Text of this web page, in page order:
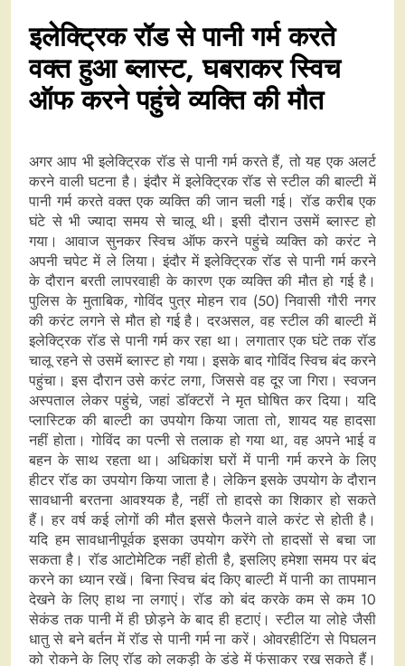
इलेक्ट्रिक रॉड से पानी गर्म करते
वक्त हुआ ब्लास्ट, घबराकर स्विच
ऑफ करने पहुंचे व्यक्ति की मौत
अगर आप भी इलेक्ट्रिक रॉड से पानी गर्म करते हैं, तो यह एक अलर्ट
करने वाली घटना है। इंदौर में इलेक्ट्रिक रॉड से स्टील की बाल्टी में
पानी गर्म करते वक्त एक व्यक्ति की जान चली गई। रॉड करीब एक
घंटे से भी ज्यादा समय से चालू थी। इसी दौरान उसमें ब्लास्ट हो
गया। आवाज सुनकर स्विच ऑफ करने पहुंचे व्यक्ति को करंट ने
अपनी चपेट में ले लिया। इंदौर में इलेक्ट्रिक रॉड से पानी गर्म करने
के दौरान बरती लापरवाही के कारण एक व्यक्ति की मौत हो गई है।
पुलिस के मुताबिक, गोविंद पुत्र मोहन राव (50) निवासी गौरी नगर
की करंट लगने से मौत हो गई है। दरअसल, वह स्टील की बाल्टी में
इलेक्ट्रिक रॉड से पानी गर्म कर रहा था। लगातार एक घंटे तक रॉड
चालू रहने से उसमें ब्लास्ट हो गया। इसके बाद गोविंद स्विच बंद करने
पहुंचा। इस दौरान उसे करंट लगा, जिससे वह दूर जा गिरा। स्वजन
अस्पताल लेकर पहुंचे, जहां डॉक्टरों ने मृत घोषित कर दिया। यदि
प्लास्टिक की बाल्टी का उपयोग किया जाता तो, शायद यह हादसा
नहीं होता। गोविंद का पत्नी से तलाक हो गया था, वह अपने भाई व
बहन के साथ रहता था। अधिकांश घरों में पानी गर्म करने के लिए
हीटर रॉड का उपयोग किया जाता है। लेकिन इसके उपयोग के दौरान
सावधानी बरतना आवश्यक है, नहीं तो हादसे का शिकार हो सकते
हैं। हर वर्ष कई लोगों की मौत इससे फैलने वाले करंट से होती है।
यदि हम सावधानीपूर्वक इसका उपयोग करेंगे तो हादसों से बचा जा
सकता है। रॉड आटोमेटिक नहीं होती है, इसलिए हमेशा समय पर बंद
करने का ध्यान रखें। बिना स्विच बंद किए बाल्टी में पानी का तापमान
देखने के लिए हाथ ना लगाएं। रॉड को बंद करके कम से कम 10
सेकंड तक पानी में ही छोड़ने के बाद ही हटाएं। स्टील या लोहे जैसी
धातु से बने बर्तन में रॉड से पानी गर्म ना करें। ओवरहीटिंग से पिघलन
को रोकने के लिए रॉड को लकड़ी के डंडे में फंसाकर रख सकते हैं।